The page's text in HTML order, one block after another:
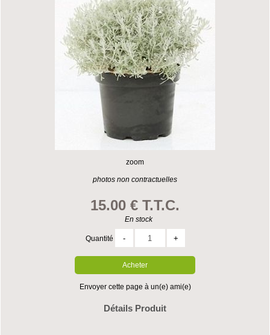
zoom
photos non contractuelles
15.00 € T.T.C.
En stock
Quantité
Envoyer cette page à un(e) ami(e)
Détails Produit